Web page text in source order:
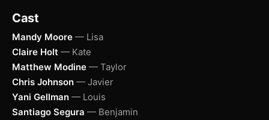
Cast
Mandy Moore — Lisa
Claire Holt — Kate
Matthew Modine — Taylor
Chris Johnson — Javier
Yani Gellman — Louis
Santiago Segura — Benjamin